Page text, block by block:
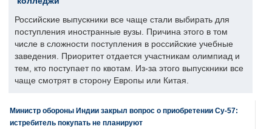
Российские выпускники все чаще стали выбирать для
поступления иностранные вузы. Причина этого в том
числе в сложности поступления в российские учебные
заведения. Приоритет отдается участникам олимпиад и
тем, кто поступает по квотам. Из-за этого выпускники все
чаще смотрят в сторону Европы или Китая.
Министр обороны Индии закрыл вопрос о приобретении Су-57:
истребитель покупать не планируют